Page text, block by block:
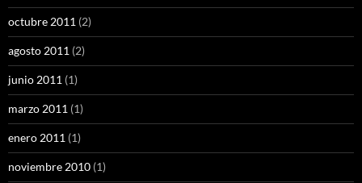
octubre 2011 (2)
agosto 2011 (2)
junio 2011 (1)
marzo 2011 (1)
enero 2011 (1)
noviembre 2010 (1)